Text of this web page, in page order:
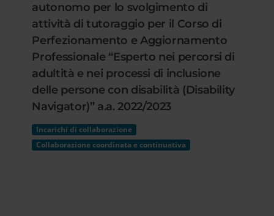
autonomo per lo svolgimento di
attività di tutoraggio per il Corso di
Perfezionamento e Aggiornamento
Professionale “Esperto nei percorsi di
adultità e nei processi di inclusione
delle persone con disabilità (Disability
Navigator)” a.a. 2022/2023
Incarichi di collaborazione
Collaborazione coordinata e continuativa